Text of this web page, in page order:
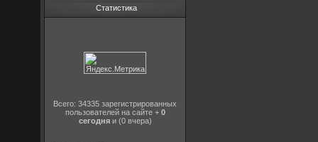
Статистика
Всего: 34335 зарегистрированных
пользователей на сайте + 0
сегодняи (0 вчера)